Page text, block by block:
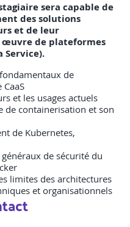
sera capable de
des solutions
et de leur
œuvre de plateformes
Service).
de
et les usages actuels
de containerisation et son
de Kubernetes,
de sécurité du
limites des architectures
et organisationnels